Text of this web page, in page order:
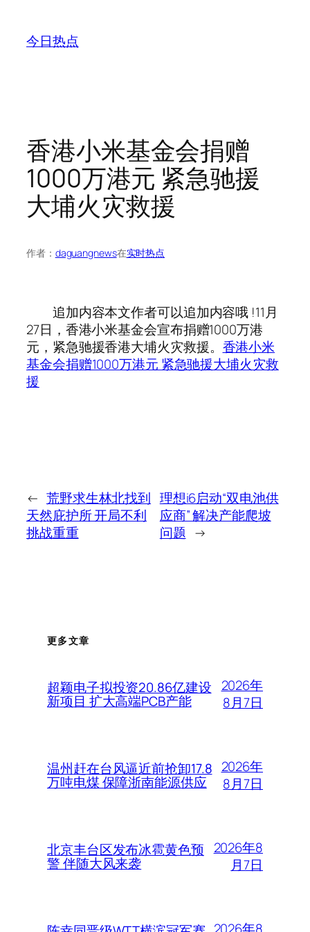
今日热点
香港小米基金会捐赠
1000万港元 紧急驰援
大埔火灾救援
作者： daguangnews在实时热点
追加内容本文作者可以追加内容哦 !11月
27日，香港小米基金会宣布捐赠1000万港
元，紧急驰援香港大埔火灾救援。 香港小米
基金会捐赠1000万港元 紧急驰援大埔火灾救
援
← 荒野求生林北找到
天然庇护所 开局不利
挑战重重
理想i6启动“双电池供
应商” 解决产能爬坡
问题 →
更多文章
超颖电子拟投资20.86亿建设
新项目 扩大高端PCB产能
2026年
8月7日
温州赶在台风逼近前抢卸17.8
万吨电煤 保障浙南能源供应
2026年
8月7日
北京丰台区发布冰雹黄色预
警 伴随大风来袭
2026年8
月7日